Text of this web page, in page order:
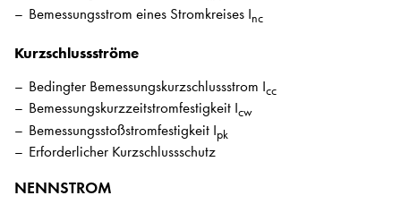
Bemessungsstrom eines Stromkreises Inc
Kurzschlussströme
Bedingter Bemessungskurzschlussstrom Icc
Bemessungskurzzeitstromfestigkeit Icw
Bemessungsstoßstromfestigkeit Ipk
Erforderlicher Kurzschlussschutz
NENNSTROM